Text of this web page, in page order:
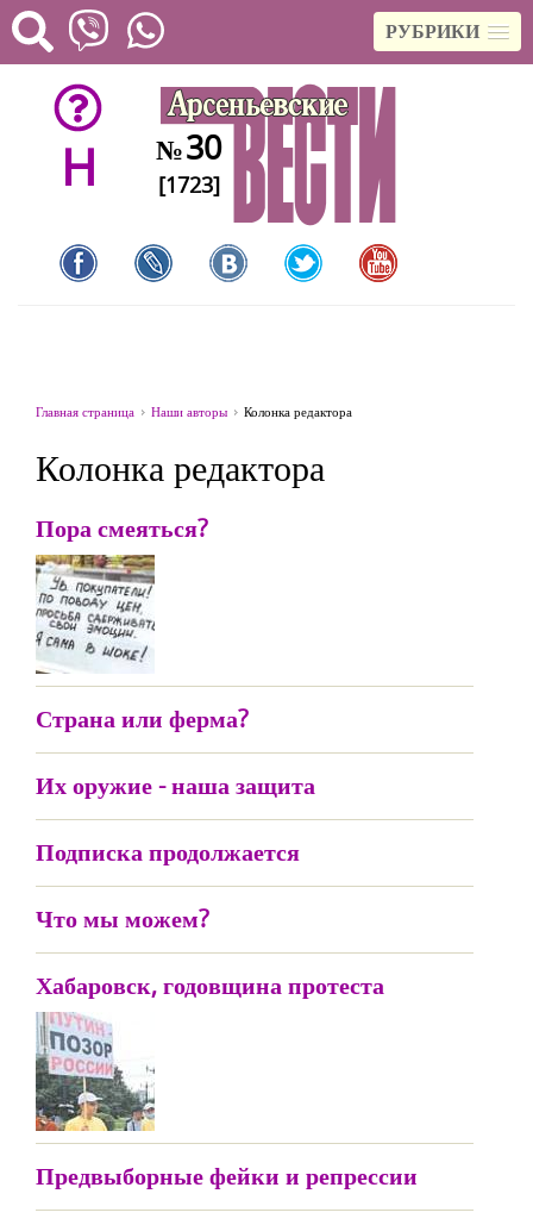
РУБРИКИ
H №30
[1723]
Главная страница Наши авторы Колонка редактора
Колонка редактора
Пора смеяться?
Страна или ферма?
Их оружие - наша защита
Подписка продолжается
Что мы можем?
Хабаровск, годовщина протеста
Предвыборные фейки и репрессии